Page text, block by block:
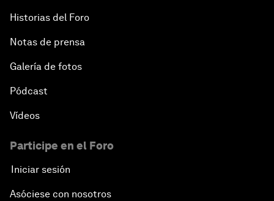
Historias del Foro
Notas de prensa
Galería de fotos
Pódcast
Vídeos
Participe en el Foro
Iniciar sesión
Asóciese con nosotros